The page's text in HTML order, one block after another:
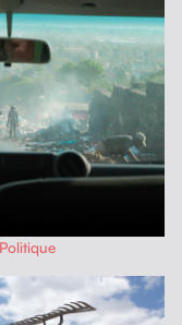
Politique